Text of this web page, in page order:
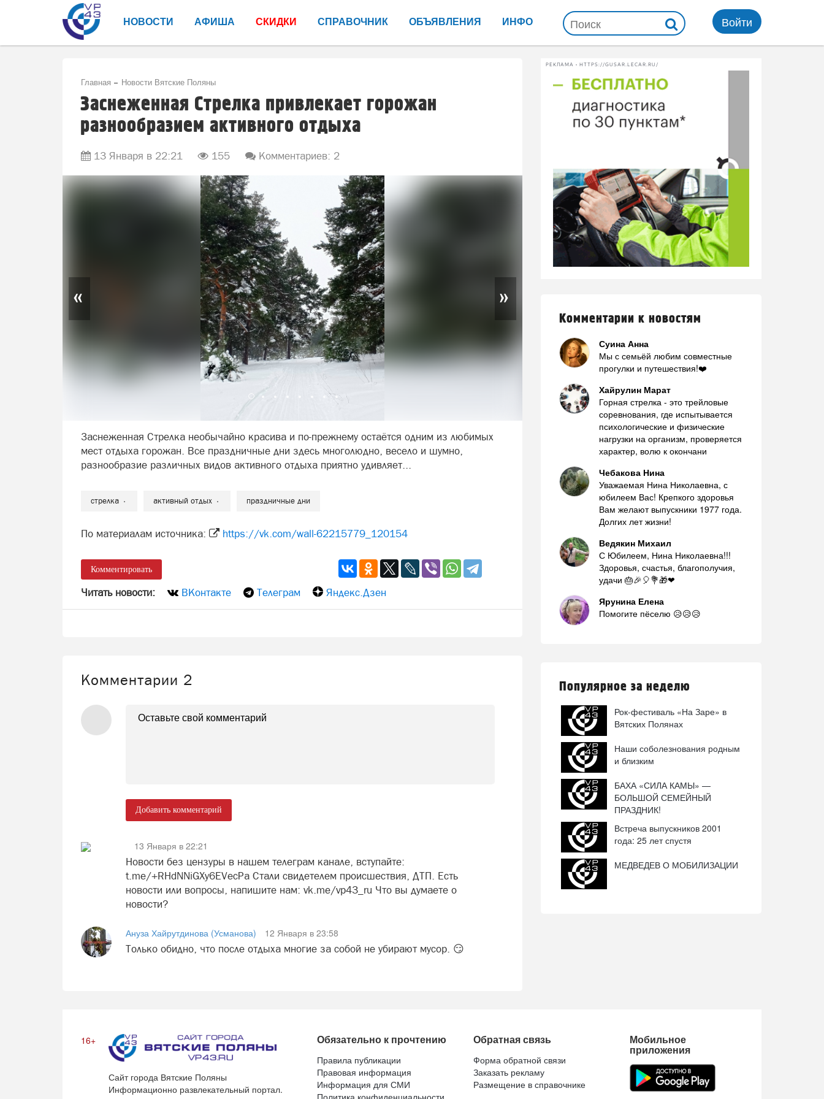
НОВОСТИ АФИША СКИДКИ СПРАВОЧНИК ОБЪЯВЛЕНИЯ ИНФО Войти
Главная Новости Вятские Поляны
Заснеженная Стрелка привлекает горожан
разнообразием активного отдыха
13 Января в 22:21 155 Комментариев: 2
« »
Заснеженная Стрелка необычайно красива и по-прежнему остаётся одним из любимых
мест отдыха горожан. Все праздничные дни здесь многолюдно, весело и шумно,
разнообразие различных видов активного отдыха приятно удивляет...
стрелка активный отдых праздничные дни
По материалам источника: https://vk.com/wall-62215779_120154
Комментировать
Читать новости: ВКонтакте Телеграм Яндекс.Дзен
Комментарии 2
Добавить комментарий
13 Января в 22:21
Новости без цензуры в нашем телеграм канале, вступайте:
t.me/+RHdNNiGXy6EVecPa Стали свидетелем происшествия, ДТП. Есть
новости или вопросы, напишите нам: vk.me/vp43_ru Что вы думаете о
новости?
Ануза Хайрутдинова (Усманова)
12 Января в 23:58
Только обидно, что после отдыха многие за собой не убирают мусор. 😏
РЕКЛАМА • HTTPS://GUSAR.LECAR.RU/
Комментарии к новостям
Суина Анна
Мы с семьёй любим совместные
прогулки и путешествия!❤️
Хайрулин Марат
Горная стрелка - это трейловые
соревнования, где испытывается
психологические и физические
нагрузки на организм, проверяется
характер, волю к окончани
Чебакова Нина
Уважаемая Нина Николаевна, с
юбилеем Вас! Крепкого здоровья
Вам желают выпускники 1977 года.
Долгих лет жизни!
Ведякин Михаил
С Юбилеем, Нина Николаевна!!!
Здоровья, счастья, благополучия,
удачи 🎂🎉🎈💐🎁❤
Ярунина Елена
Помогите пёселю 😥😥😥
Популярное за неделю
Рок-фестиваль «На Заре» в
Вятских Полянах
Наши соболезнования родным
и близким
БАХА «СИЛА КАМЫ» —
БОЛЬШОЙ СЕМЕЙНЫЙ
ПРАЗДНИК!
Встреча выпускников 2001
года: 25 лет спустя
МЕДВЕДЕВ О МОБИЛИЗАЦИИ
16+
Сайт города Вятские Поляны
Информационно развлекательный портал.
Обязательно к прочтению
Правила публикации
Правовая информация
Информация для СМИ
Политика конфиденциальности
Обратная связь
Форма обратной связи
Заказать рекламу
Размещение в справочнике
Мобильное
приложения